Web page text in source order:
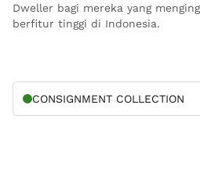
Dweller bagi mereka yang
berfitur tinggi di Indonesia.
CONSIGNMENT COLLECTION